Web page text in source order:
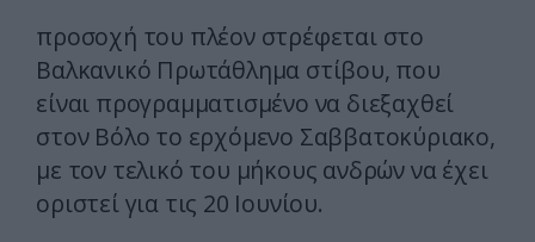
προσοχή του πλέον στρέφεται στο
Βαλκανικό Πρωτάθλημα στίβου, που
είναι προγραμματισμένο να διεξαχθεί
στον Βόλο το ερχόμενο Σαββατοκύριακο,
με τον τελικό του μήκους ανδρών να έχει
οριστεί για τις 20 Ιουνίου.